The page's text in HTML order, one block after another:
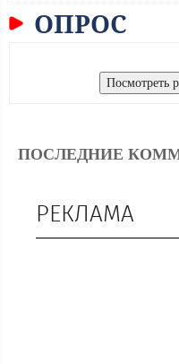
ОПРОС
ПОСЛЕДНИЕ
РЕКЛАМА